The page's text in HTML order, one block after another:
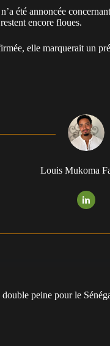
été annoncée
encore floues.
elle marquerait un
Louis Mukoma
peine pour le